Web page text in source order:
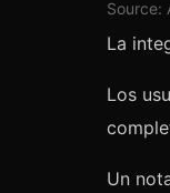
Source:
La
Los
Un